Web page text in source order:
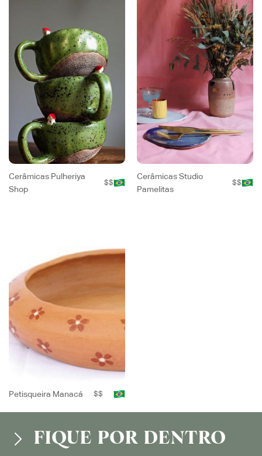
Cerâmicas Pulheriya
Shop
$$
Cerâmicas Studio
Pamelitas
$$
Petisqueira Manacá $$
FIQUE POR DENTRO